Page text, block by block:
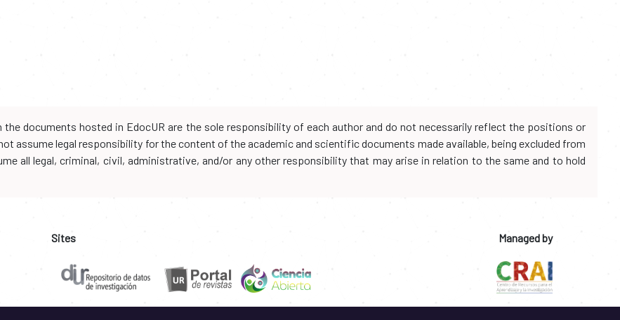
documents hosted in EdocUR are the sole responsibility of each author and do not necessarily reflect the positions or
assume legal responsibility for the content of the academic and scientific documents made available, being excluded from
all legal, criminal, civil, administrative, and/or any other responsibility that may arise in relation to the same and to hold
Sites Managed by